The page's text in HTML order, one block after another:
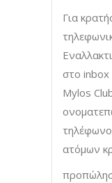
Για
στο inbox
Mylos
τηλέφωνο
ατόμων